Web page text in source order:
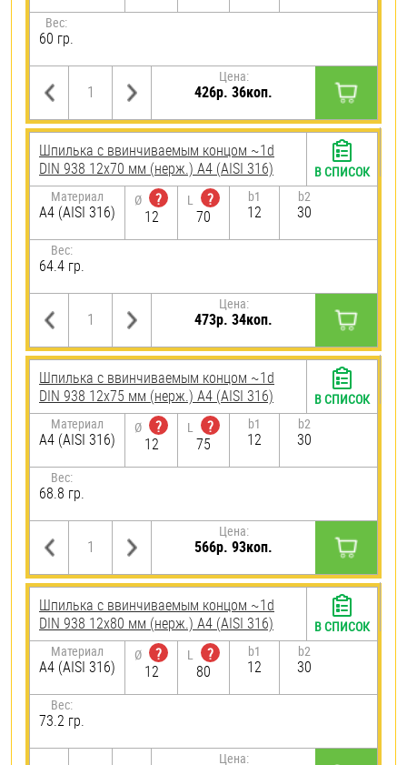
Вес:
60 гр.
Цена:
426р. 36коп.
Шпилька c ввинчиваемым концом ~1d
DIN 938 12х70 мм (нерж.) A4 (AISI 316)
Материал
A4 (AISI 316)
Ø
?
12
L
?
70
b1
12
b2
30
Вес:
64.4 гр.
Цена:
473р. 34коп.
В СПИСОК
Шпилька c ввинчиваемым концом ~1d
DIN 938 12х75 мм (нерж.) A4 (AISI 316)
Материал
A4 (AISI 316)
Ø
?
12
L
?
75
b1
12
b2
30
Вес:
68.8 гр.
Цена:
566р. 93коп.
В СПИСОК
Шпилька c ввинчиваемым концом ~1d
DIN 938 12х80 мм (нерж.) A4 (AISI 316)
Материал
A4 (AISI 316)
Ø
?
12
L
?
80
b1
12
b2
30
Вес:
73.2 гр.
Цена:
В СПИСОК